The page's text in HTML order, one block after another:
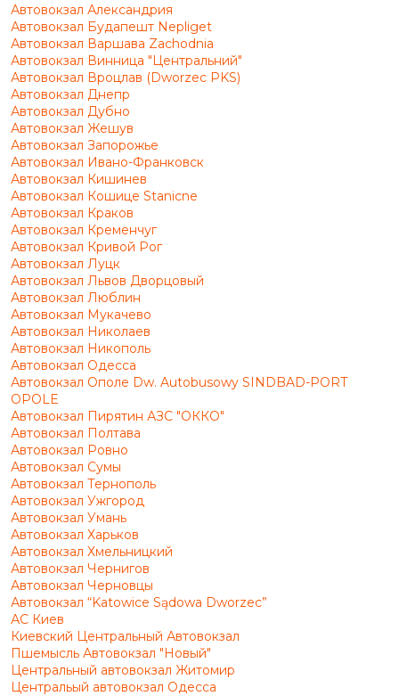
Автовокзал Александрия
Автовокзал Будапешт Nepliget
Автовокзал Варшава Zachodnia
Автовокзал Винница "Центральний"
Автовокзал Вроцлав (Dworzec PKS)
Автовокзал Днепр
Автовокзал Дубно
Автовокзал Жешув
Автовокзал Запорожье
Автовокзал Ивано-Франковск
Автовокзал Кишинев
Автовокзал Кошице Stanicne
Автовокзал Краков
Автовокзал Кременчуг
Автовокзал Кривой Рог
Автовокзал Луцк
Автовокзал Львов Дворцовый
Автовокзал Люблин
Автовокзал Мукачево
Автовокзал Николаев
Автовокзал Никополь
Автовокзал Одесса
Автовокзал Ополе Dw. Autobusowy SINDBAD-PORT
OPOLE
Автовокзал Пирятин АЗС "ОККО"
Автовокзал Полтава
Автовокзал Ровно
Автовокзал Сумы
Автовокзал Тернополь
Автовокзал Ужгород
Автовокзал Умань
Автовокзал Харьков
Автовокзал Хмельницкий
Автовокзал Чернигов
Автовокзал Черновцы
Автовокзал “Katowice Sądowa Dworzec”
АС Киев
Киевский Центральный Автовокзал
Пшемысль Автовокзал "Новый"
Центральный автовокзал Житомир
Центральый автовокзал Одесса